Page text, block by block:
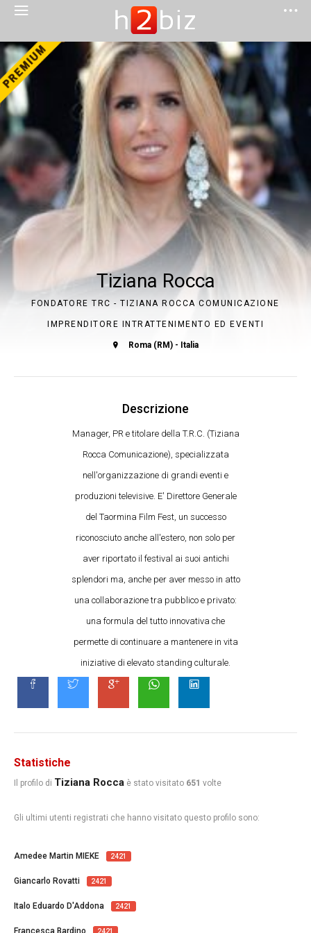
Tiziana Rocca
FONDATORE TRC - TIZIANA ROCCA COMUNICAZIONE
IMPRENDITORE INTRATTENIMENTO ED EVENTI
Roma (RM) - Italia
Descrizione
Manager, PR e titolare della T.R.C. (Tiziana
Rocca Comunicazione), specializzata
nell'organizzazione di grandi eventi e
produzioni televisive. E' Direttore Generale
del Taormina Film Fest, un successo
riconosciuto anche all'estero, non solo per
aver riportato il festival ai suoi antichi
splendori ma, anche per aver messo in atto
una collaborazione tra pubblico e privato:
una formula del tutto innovativa che
permette di continuare a mantenere in vita
iniziative di elevato standing culturale.
Statistiche
Il profilo di Tiziana Rocca è stato visitato 651 volte
Gli ultimi utenti registrati che hanno visitato questo profilo sono:
Amedee Martin MIEKE 2421
Giancarlo Rovatti 2421
Italo Eduardo D'Addona 2421
Francesca Bardino 2421